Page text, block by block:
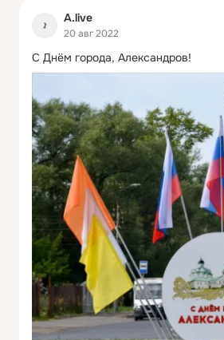
A.live
20 авг 2022
С Днём города, Александров!